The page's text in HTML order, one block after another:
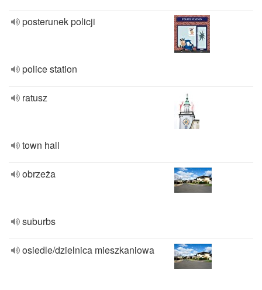
posterunek policji
police station
ratusz
town hall
obrzeża
suburbs
osiedle/dzielnica mieszkaniowa